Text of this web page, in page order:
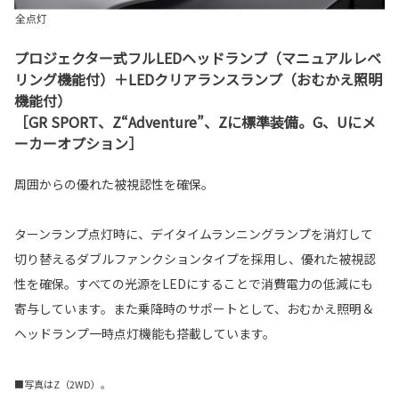
プロジェクター式フルLEDヘッドランプ（マニュアルレベ
リング機能付）＋LEDクリアランスランプ（おむかえ照明
機能付）
［GR SPORT、Z“Adventure”、Zに標準装備。G、Uにメ
ーカーオプション］
周囲からの優れた被視認性を確保。
ターンランプ点灯時に、デイタイムランニングランプを消灯して
切り替えるダブルファンクションタイプを採用し、優れた被視認
性を確保。すべての光源をLEDにすることで消費電力の低減にも
寄与しています。また乗降時のサポートとして、おむかえ照明＆
ヘッドランプ一時点灯機能も搭載しています。
■写真はZ（2WD）。